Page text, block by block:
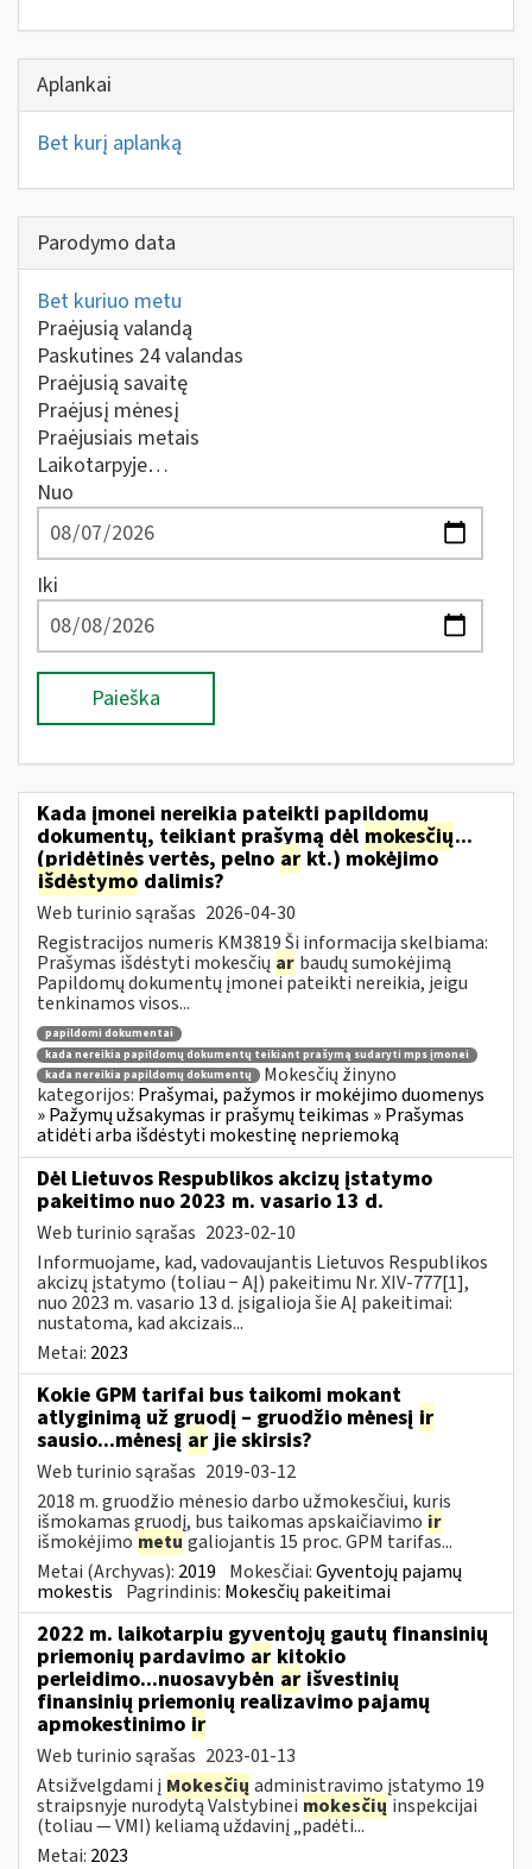
Aplankai
Bet kurį aplanką
Parodymo data
Bet kuriuo metu
Praėjusią valandą
Paskutines 24 valandas
Praėjusią savaitę
Praėjusį mėnesį
Praėjusiais metais
Laikotarpyje…
Nuo
Iki
Paieška
Kada įmonei nereikia pateikti papildomų
dokumentų, teikiant prašymą dėl mokesčių...
(pridėtinės vertės, pelno ar kt.) mokėjimo
išdėstymo dalimis?
Web turinio sąrašas 2026-04-30
Registracijos numeris KM3819 Ši informacija skelbiama:
Prašymas išdėstyti mokesčių ar baudų sumokėjimą
Papildomų dokumentų įmonei pateikti nereikia, jeigu
tenkinamos visos...
papildomi dokumentai
kada nereikia papildomų dokumentų teikiant prašymą sudaryti mps įmonei
kada nereikia papildomų dokumentų
Mokesčių žinyno
kategorijos: Prašymai, pažymos ir mokėjimo duomenys
» Pažymų užsakymas ir prašymų teikimas » Prašymas
atidėti arba išdėstyti mokestinę nepriemoką
Dėl Lietuvos Respublikos akcizų įstatymo
pakeitimo nuo 2023 m. vasario 13 d.
Web turinio sąrašas 2023-02-10
Informuojame, kad, vadovaujantis Lietuvos Respublikos
akcizų įstatymo (toliau − AĮ) pakeitimu Nr. XIV-777[1],
nuo 2023 m. vasario 13 d. įsigalioja šie AĮ pakeitimai:
nustatoma, kad akcizais...
Metai: 2023
Kokie GPM tarifai bus taikomi mokant
atlyginimą už gruodį – gruodžio mėnesį ir
sausio...mėnesį arjie skirsis?
Web turinio sąrašas 2019-03-12
2018 m. gruodžio mėnesio darbo užmokesčiui, kuris
išmokamas gruodį, bus taikomas apskaičiavimo ir
išmokėjimo metu galiojantis 15 proc. GPM tarifas...
Metai (Archyvas): 2019 Mokesčiai:Gyventojų pajamų
mokestis Pagrindinis: Mokesčių pakeitimai
2022 m. laikotarpiu gyventojų gautų finansinių
priemonių pardavimo ar kitokio
perleidimo...nuosavybėn ar išvestinių
finansinių priemonių realizavimo pajamų
apmokestinimo ir
Web turinio sąrašas 2023-01-13
Atsižvelgdami į Mokesčių administravimo įstatymo 19
straipsnyje nurodytą Valstybinei mokesčių inspekcijai
(toliau — VMI) keliamą uždavinį „padėti...
Metai: 2023